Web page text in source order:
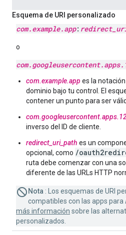
Esquema de URI personalizado
com.example.app: redirect_
o
com.googleusercontent.apps.
com.example.app es la
dominio bajo tu control. El
contener un punto para ser
inverso del ID de cliente.
redirect_uri_path es un
opcional, como /
ruta debe comenzar con una
diferente de las URLs HTTP
Nota : Los esquemas de URI
compatibles con las apps para
más información sobre las
personalizados.